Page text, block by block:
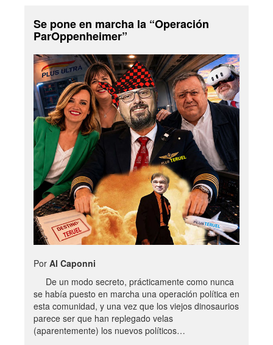
Se pone en marcha la “Operación
ParOppenheimer”
Por Al Caponni
De un modo secreto, prácticamente como nunca
se había puesto en marcha una operación política en
esta comunidad, y una vez que los viejos dinosaurios
parece ser que han replegado velas
(aparentemente) los nuevos políticos…